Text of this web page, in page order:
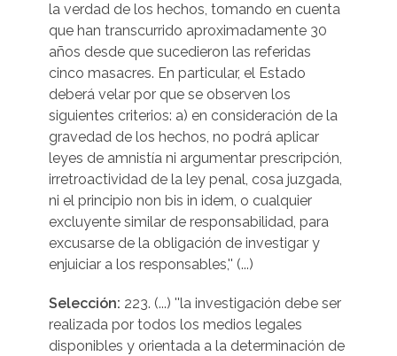
la verdad de los hechos, tomando en cuenta
que han transcurrido aproximadamente 30
años desde que sucedieron las referidas
cinco masacres. En particular, el Estado
deberá velar por que se observen los
siguientes criterios: a) en consideración de la
gravedad de los hechos, no podrá aplicar
leyes de amnistía ni argumentar prescripción,
irretroactividad de la ley penal, cosa juzgada,
ni el principio non bis in idem, o cualquier
excluyente similar de responsabilidad, para
excusarse de la obligación de investigar y
enjuiciar a los responsables,'' (...)
Selección: 223. (...) ''la investigación debe ser
realizada por todos los medios legales
disponibles y orientada a la determinación de